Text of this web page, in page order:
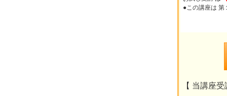
●この講座は 第
【 当講座